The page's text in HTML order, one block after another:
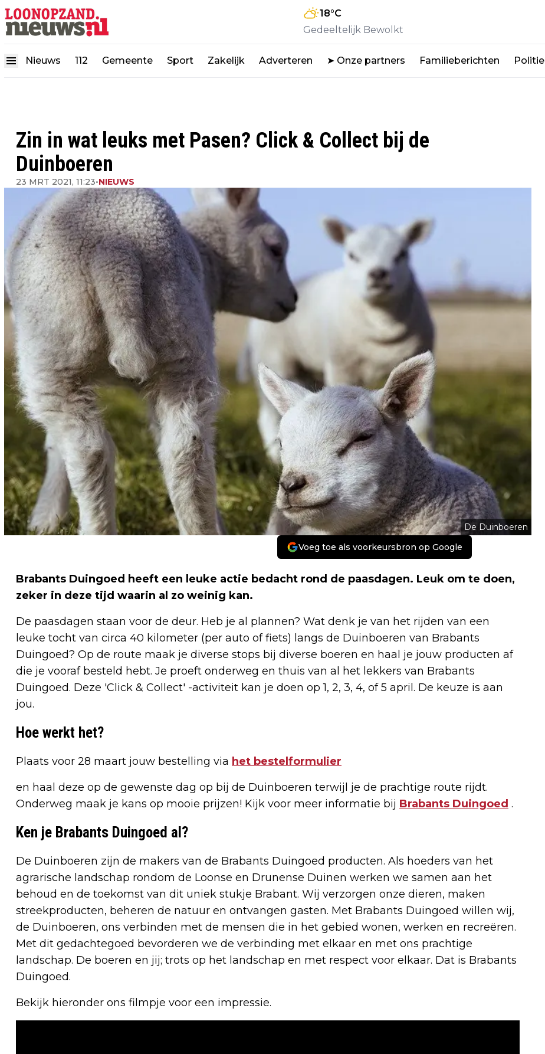
18°C
Gedeeltelijk Bewolkt
Nieuws 112 Gemeente Sport Zakelijk Adverteren ➤ Onze partners Familieberichten
Zin in wat leuks met Pasen? Click & Collect bij de
Duinboeren
23 MRT 2021, 11:23•NIEUWS
De Duinboeren
Voeg toe als voorkeursbron op Google
Brabants Duingoed heeft een leuke actie bedacht rond de paasdagen. Leuk om te doen,
zeker in deze tijd waarin al zo weinig kan.
De paasdagen staan voor de deur. Heb je al plannen? Wat denk je van het rijden van een
leuke tocht van circa 40 kilometer (per auto of fiets) langs de Duinboeren van Brabants
Duingoed? Op de route maak je diverse stops bij diverse boeren en haal je jouw producten af
die je vooraf besteld hebt. Je proeft onderweg en thuis van al het lekkers van Brabants
Duingoed. Deze 'Click & Collect' -activiteit kan je doen op 1, 2, 3, 4, of 5 april. De keuze is aan
jou.
Hoe werkt het?
Plaats voor 28 maart jouw bestelling via het bestelformulier
en haal deze op de gewenste dag op bij de Duinboeren terwijl je de prachtige route rijdt.
Onderweg maak je kans op mooie prijzen! Kijk voor meer informatie bij Brabants Duingoed .
Ken je Brabants Duingoed al?
De Duinboeren zijn de makers van de Brabants Duingoed producten. Als hoeders van het
agrarische landschap rondom de Loonse en Drunense Duinen werken we samen aan het
behoud en de toekomst van dit uniek stukje Brabant. Wij verzorgen onze dieren, maken
streekproducten, beheren de natuur en ontvangen gasten. Met Brabants Duingoed willen wij,
de Duinboeren, ons verbinden met de mensen die in het gebied wonen, werken en recreëren.
Met dit gedachtegoed bevorderen we de verbinding met elkaar en met ons prachtige
landschap. De boeren en jij; trots op het landschap en met respect voor elkaar. Dat is Brabants
Duingoed.
Bekijk hieronder ons filmpje voor een impressie.